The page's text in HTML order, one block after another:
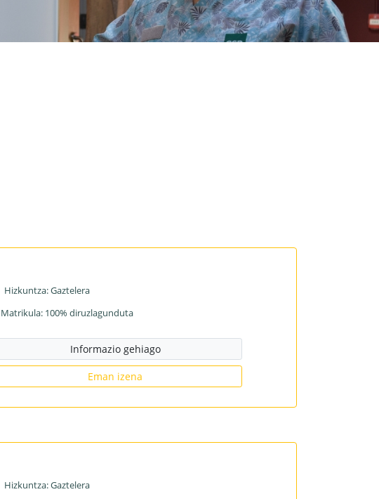
SOLDADURA ikastaroa egin eta lanean dago SAIZAR enpresan
Hizkuntza: Gaztelera
Matrikula: 100% diruzlagunduta
Informazio gehiago
Eman izena
Hizkuntza: Gaztelera